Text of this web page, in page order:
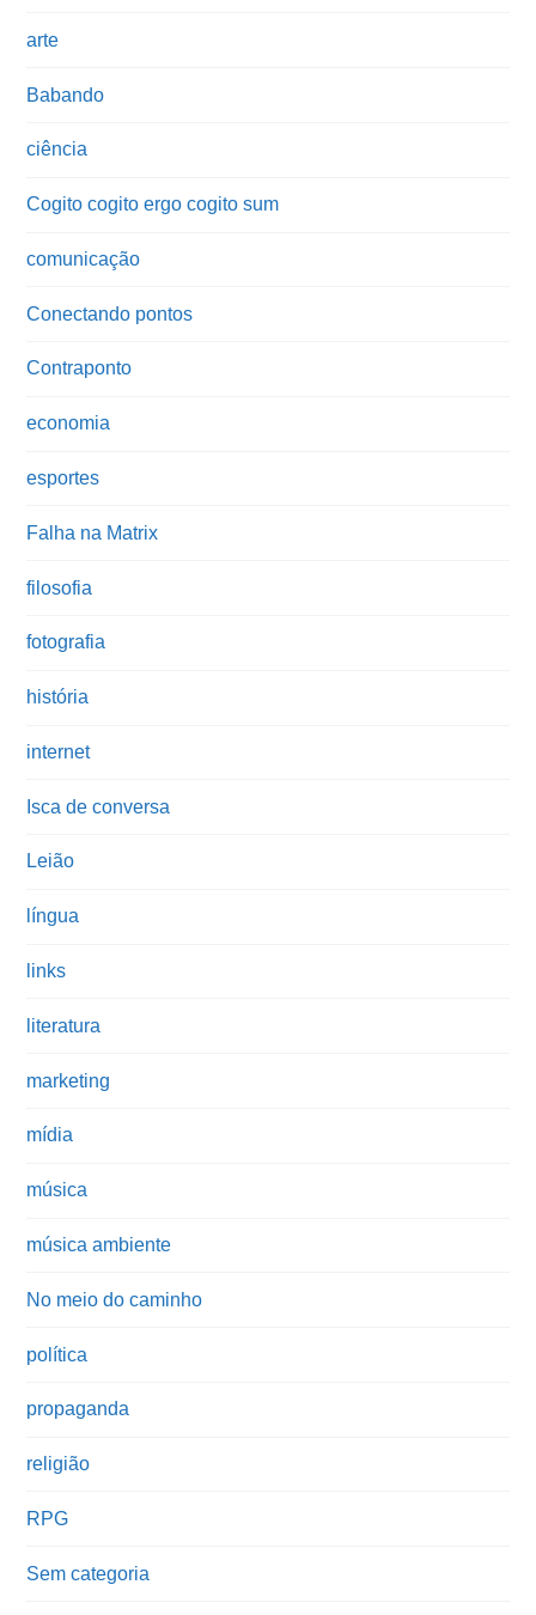
arte
Babando
ciência
Cogito cogito ergo cogito sum
comunicação
Conectando pontos
Contraponto
economia
esportes
Falha na Matrix
filosofia
fotografia
história
internet
Isca de conversa
Leião
língua
links
literatura
marketing
mídia
música
música ambiente
No meio do caminho
política
propaganda
religião
RPG
Sem categoria